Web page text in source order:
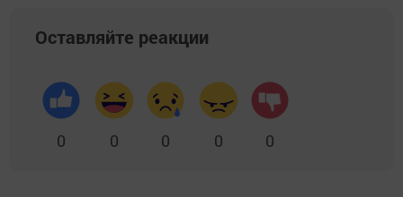
Оставляйте реакции
0 0 0 0 0